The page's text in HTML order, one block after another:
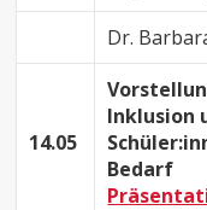
Dr.
14.05
Inklusion
Bedarf